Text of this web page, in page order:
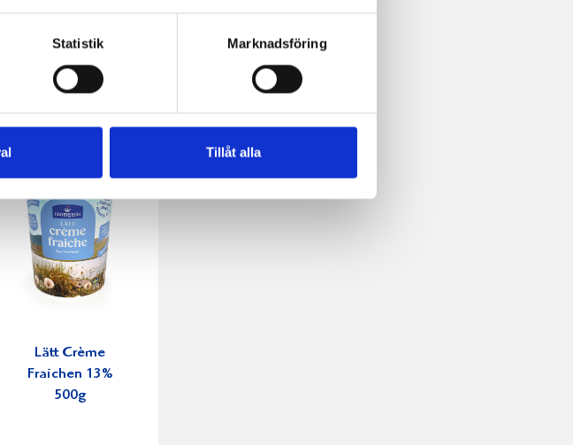
Statistik Marknadsföring
Tillåt alla
2,7% 1000g
Lätt Crème
Fraichen 13%
500g